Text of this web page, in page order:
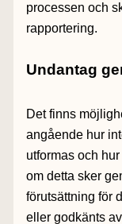
processen och
rapportering.
Undantag
Det finns
angående hur
utformas och
om detta sker
förutsättning för
eller godkänts